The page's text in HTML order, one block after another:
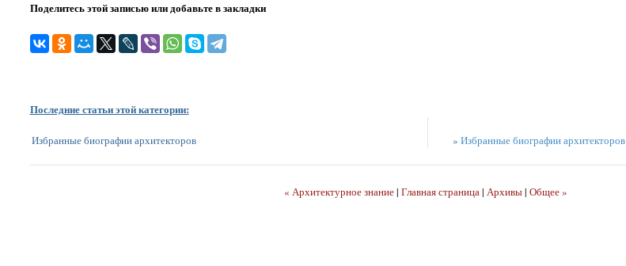
Поделитесь этой записью или добавьте в закладки
Последние статьи этой категории:
Избранные биографии архитекторов » Избранные биографии архитекторов
« Архитектурное знание| Главная страница| Архивы| Общее »